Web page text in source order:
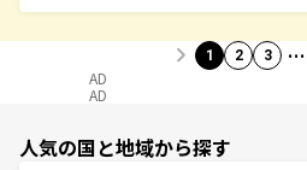
1 2 3 …
AD
AD
人気の国と地域から探す